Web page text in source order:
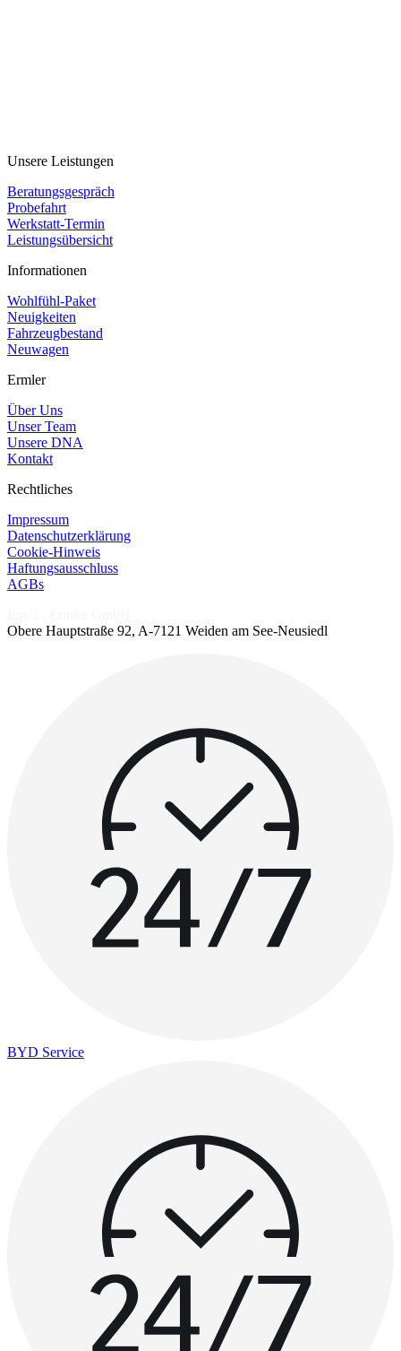
Unsere Leistungen
Beratungsgespräch
Probefahrt
Werkstatt-Termin
Leistungsübersicht
Informationen
Wohlfühl-Paket
Neuigkeiten
Fahrzeugbestand
Neuwagen
Ermler
Über Uns
Unser Team
Unsere DNA
Kontakt
Rechtliches
Impressum
Datenschutzerklärung
Cookie-Hinweis
Haftungsausschluss
AGBs
Obere Hauptstraße 92, A-7121 Weiden am See-Neusiedl
BYD Service